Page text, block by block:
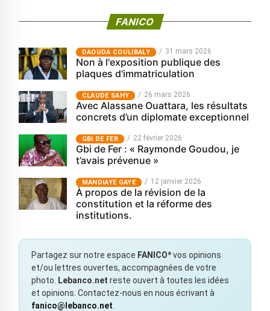
FANICO
‎DAOUDA COULIBALY 31 mars 2026
Non à l'exposition publique des
plaques d'immatriculation
CLAUDE SAHY 26 mars 2026
Avec Alassane Ouattara, les résultats
concrets d’un diplomate exceptionnel
GBI DE FER 22 février 2026
Gbi de Fer : « Raymonde Goudou, je
t’avais prévenue »
MANDIAYE GAYE 12 janvier 2026
À propos de la révision de la
constitution et la réforme des
institutions.
Partagez sur notre espace FANICO*vos opinions
et/ou lettres ouvertes, accompagnées de votre
photo.
Lebanco.net reste ouvert à toutes les idées
et opinions. Contactez-nous en nous écrivant à
fanico@lebanco.net